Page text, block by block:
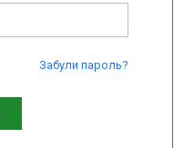
Забули пароль?